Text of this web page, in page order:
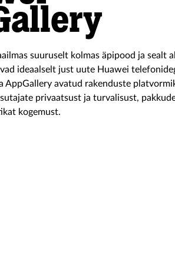
suuruselt kolmas äpipood ja sealt
ideaalselt just uute Huawei
AppGallery avatud rakenduste
privaatsust ja turvalisust,
kogemust.